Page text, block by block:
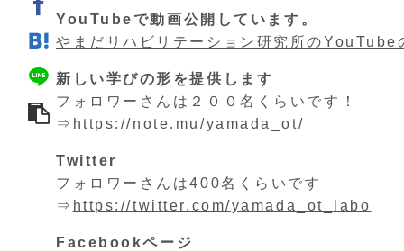
YouTubeで動画公開しています。
やまだリハビリテーション研究所のYouTube
新しい学びの形を提供します
フォロワーさんは２００名くらいです！
⇒ https://note.mu/yamada_ot/
Twitter
フォロワーさんは400名くらいです
⇒ https://twitter.com/yamada_ot_labo
Facebookページ